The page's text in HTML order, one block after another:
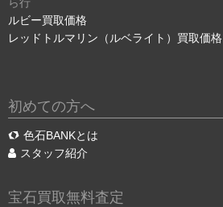
ら行
ルビー買取価格
レッドトルマリン（ルベライト）買取価格
初めての方へ
色石BANKとは
スタッフ紹介
宝石買取無料査定